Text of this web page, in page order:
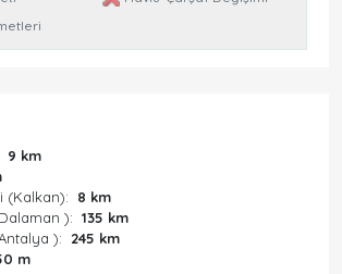
9 km
(Kalkan): 8 km
): 135 km
): 245 km
m